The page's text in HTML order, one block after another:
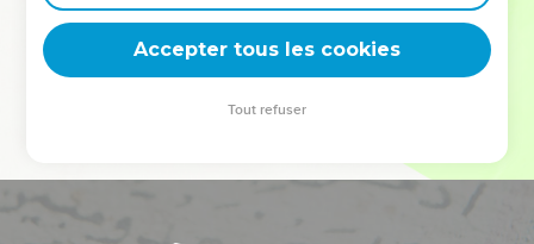
deviennent vos tremplins. Que vous guidiez un ministère, une
équipe, un groupe ou une famille, leur expérience est faite
Accepter tous les cookies
Tout refuser